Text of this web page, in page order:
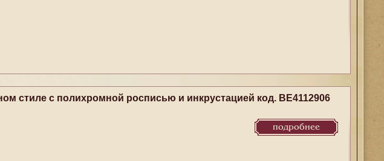
стиле с полихромной росписью и инкрустацией код. BE4112906
подробнее